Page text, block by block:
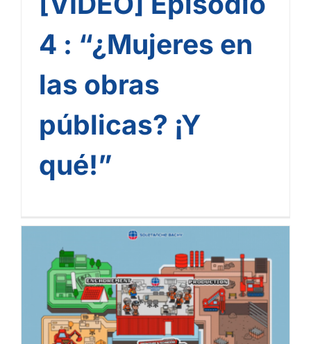
4 : “¿Mujeres en
las obras
públicas? ¡Y
qué!”
La aventura subterránea
en Soletanche Bachy: ¡es
el momento de los